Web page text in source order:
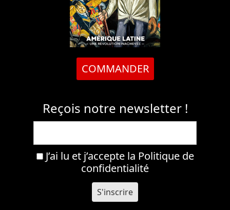
COMMANDER
Reçois notre newsletter !
J’ai lu et j’accepte la Politique de
confidentialité